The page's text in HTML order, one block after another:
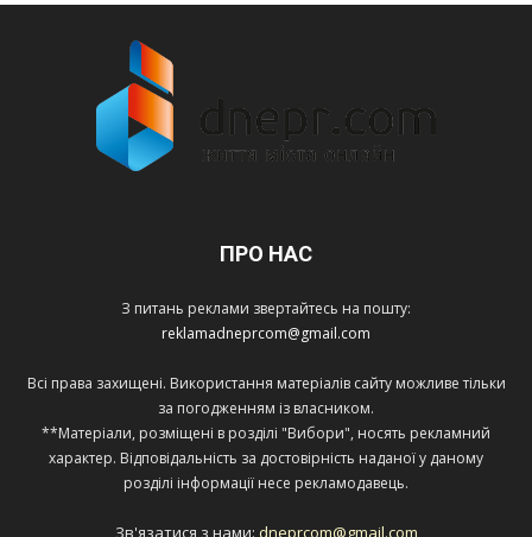
ПРО НАС
З питань реклами звертайтесь на пошту:
reklamadneprcom@gmail.com
Всі права захищені. Використання матеріалів сайту можливе тільки
за погодженням із власником.
**Матеріали, розміщені в розділі "Вибори", носять рекламний
характер. Відповідальність за достовірність наданої у даному
розділі інформації несе рекламодавець.
Зв'язатися з нами: dneprcom@gmail.com